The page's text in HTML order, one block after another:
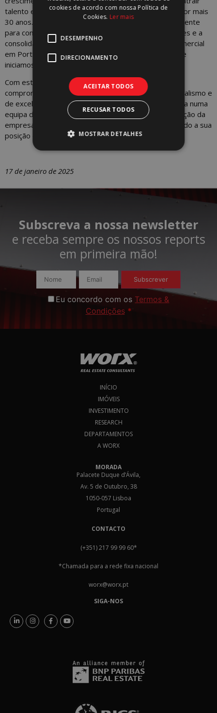
talento e de continuar o seu percurso de excelência por mais
30 anos. Acredito que o João contribuirá significativamente
para continuarmos a entregar valor aos nossos clientes e a
consolidar a nossa posição no mercado imobiliário comercial
em Portugal. É, portanto, com grande expectativa que
iniciamos esta nova etapa juntos!”
Com esta nova contratação, aWORXreforça o seu
compromisso em manter uma trajetória de profissionalismo e
de excelência no mercado imobiliário nacional. A aposta numa
equipa diversificada e experiente reflete a determinação da
empresa em aproveitar as oportunidades, consolidando a sua
posição como uma referência no setor
17 de janeiro de 2025
Subscreva a nossa newsletter
e receba sempre os nossos reports
em primeira mão!​
Subscrever
Eu concordo com os Termos &
Condições *
INÍCIO
IMÓVEIS
INVESTIMENTO
RESEARCH
DEPARTAMENTOS
A WORX
MORADA
Palacete Duque d’Ávila,
Av. 5 de Outubro, 38
1050-057 Lisboa
Portugal
CONTACTO
(+351) 217 99 99 60*
*Chamada para a rede fixa nacional
worx@worx.pt
SIGA-NOS
cookies de acordo com nossa Política de
Cookies. Ler mais
DESEMPENHO
DIRECIONAMENTO
ACEITAR TODOS
RECUSAR TODOS
MOSTRAR DETALHES